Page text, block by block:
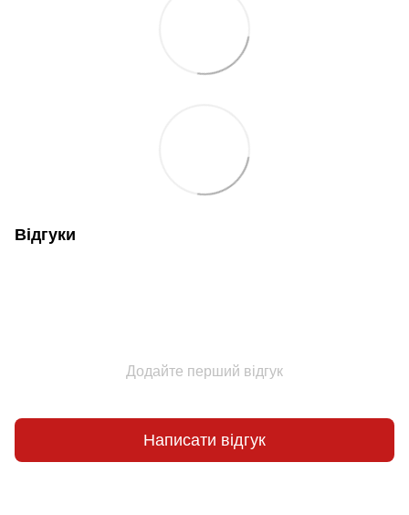
Відгуки
Додайте перший відгук
Написати відгук